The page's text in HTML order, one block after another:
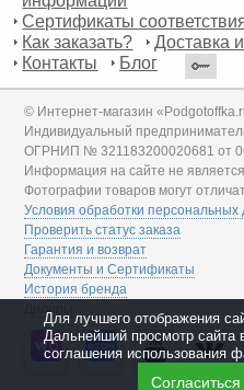
Сертификаты
Как заказать?
Доставка
Контакты
Блог
© Интернет-магазин
Индивидуальный
ОГРНИП № 321183200020681 от
Информация на сайте не
Фотографии товаров могут
Условия обработки персональных
Проверить статус заказа
Гарантия и возврат
Документы и Сертификаты
История бренда
Для лучшего отображения
Дальнейший просмотр сайта
соглашения использования
Согласиться